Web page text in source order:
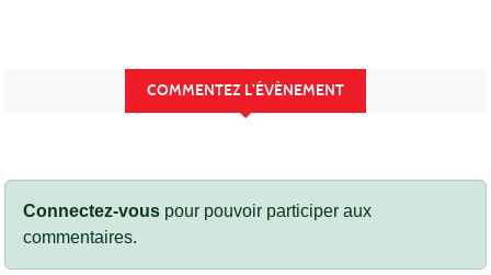
COMMENTEZ L’ÉVÈNEMENT
Connectez-vous pour pouvoir participer aux
commentaires.